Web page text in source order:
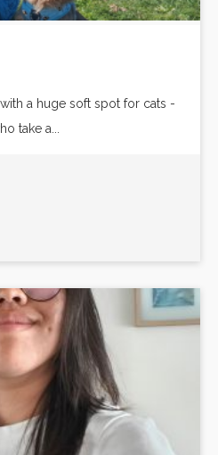
a huge soft spot for cats -
take a...